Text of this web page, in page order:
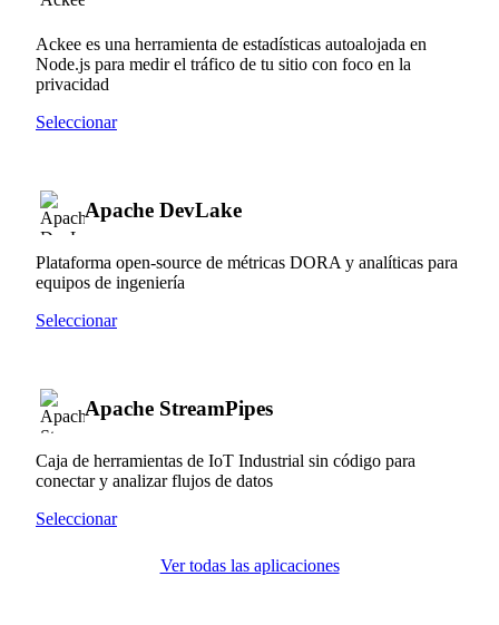
Ackee es una herramienta de estadísticas autoalojada en
Node.js para medir el tráfico de tu sitio con foco en la
privacidad
Seleccionar
Apache DevLake
Plataforma open-source de métricas DORA y analíticas para
equipos de ingeniería
Seleccionar
Apache StreamPipes
Caja de herramientas de IoT Industrial sin código para
conectar y analizar flujos de datos
Seleccionar
Ver todas las aplicaciones